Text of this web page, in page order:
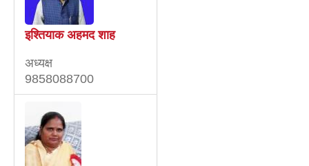
इश्तियाक अहमद शाह
अध्यक्ष
9858088700